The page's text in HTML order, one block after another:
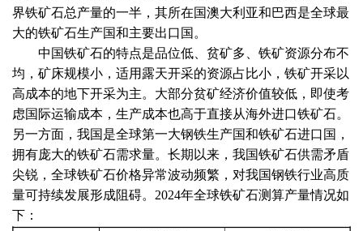
界铁矿石总产量的一半，其所在国澳大利亚和巴西是全球最
大的铁矿石生产国和主要出口国。
中国铁矿石的特点是品位低、贫矿多、铁矿资源分布不
均，矿床规模小，适用露天开采的资源占比小，铁矿开采以
高成本的地下开采为主。大部分贫矿经济价值较低，即使考
虑国际运输成本，生产成本也高于直接从海外进口铁矿石。
另一方面，我国是全球第一大钢铁生产国和铁矿石进口国，
拥有庞大的铁矿石需求量。长期以来，我国铁矿石供需矛盾
尖锐，全球铁矿石价格异常波动频繁，对我国钢铁行业高质
量可持续发展形成阻碍。 2024年全球铁矿石测算产量情况如
下：